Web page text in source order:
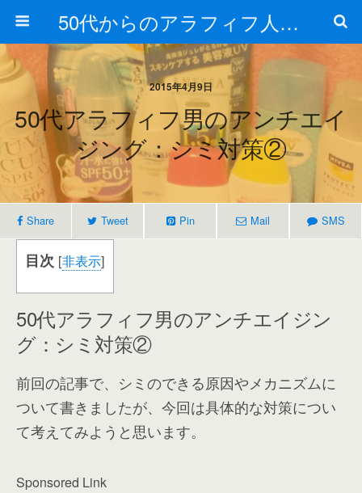
50代からのアラフィフ人生の楽しみ方
2015年4月9日
50代アラフィフ男のアンチエイ
ジング：シミ対策②
Share Tweet Pin Mail SMS
目次 [非表示]
50代アラフィフ男のアンチエイジン
グ：シミ対策②
前回の記事で、シミのできる原因やメカニズムに
ついて書きましたが、今回は具体的な対策につい
て考えてみようと思います。
Sponsored Link